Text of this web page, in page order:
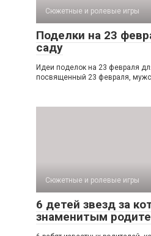
Сюжетные и ролевые игры
Поделки на 23
саду
Идеи поделок на 23 февраля
посвященный 23 февраля,
Сюжетные и ролевые игры
6 детей звезд за
знаменитым